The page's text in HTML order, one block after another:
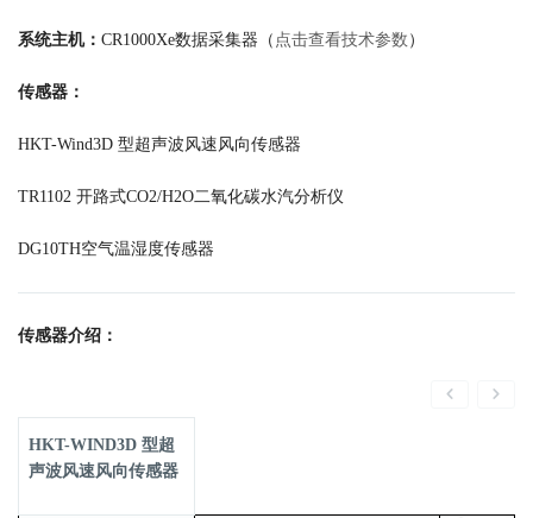
系统主机： CR1000Xe数据采集器（ 点击查看技术参数 ）
传感器：
HKT-Wind3D 型超声波风速风向传感器
TR1102 开路式CO2/H2O二氧化碳水汽分析仪
DG10TH空气温湿度传感器
传感器介绍：
HKT-WIND3D 型超
声波风速风向传感器